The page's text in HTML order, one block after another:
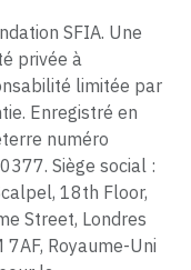
SFIA. Une
privée à
limitée par
Enregistré en
numéro
Siège social :
18th Floor,
Street, Londres
7AF, Royaume-Uni